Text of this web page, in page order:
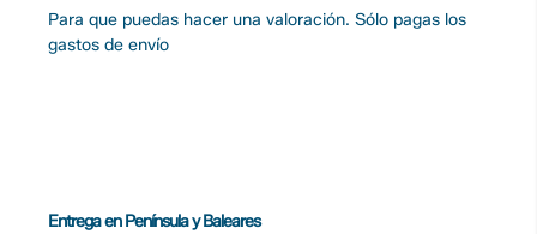
Para que puedas hacer una valoración. Sólo pagas los
gastos de envío
Entrega en Península y Baleares